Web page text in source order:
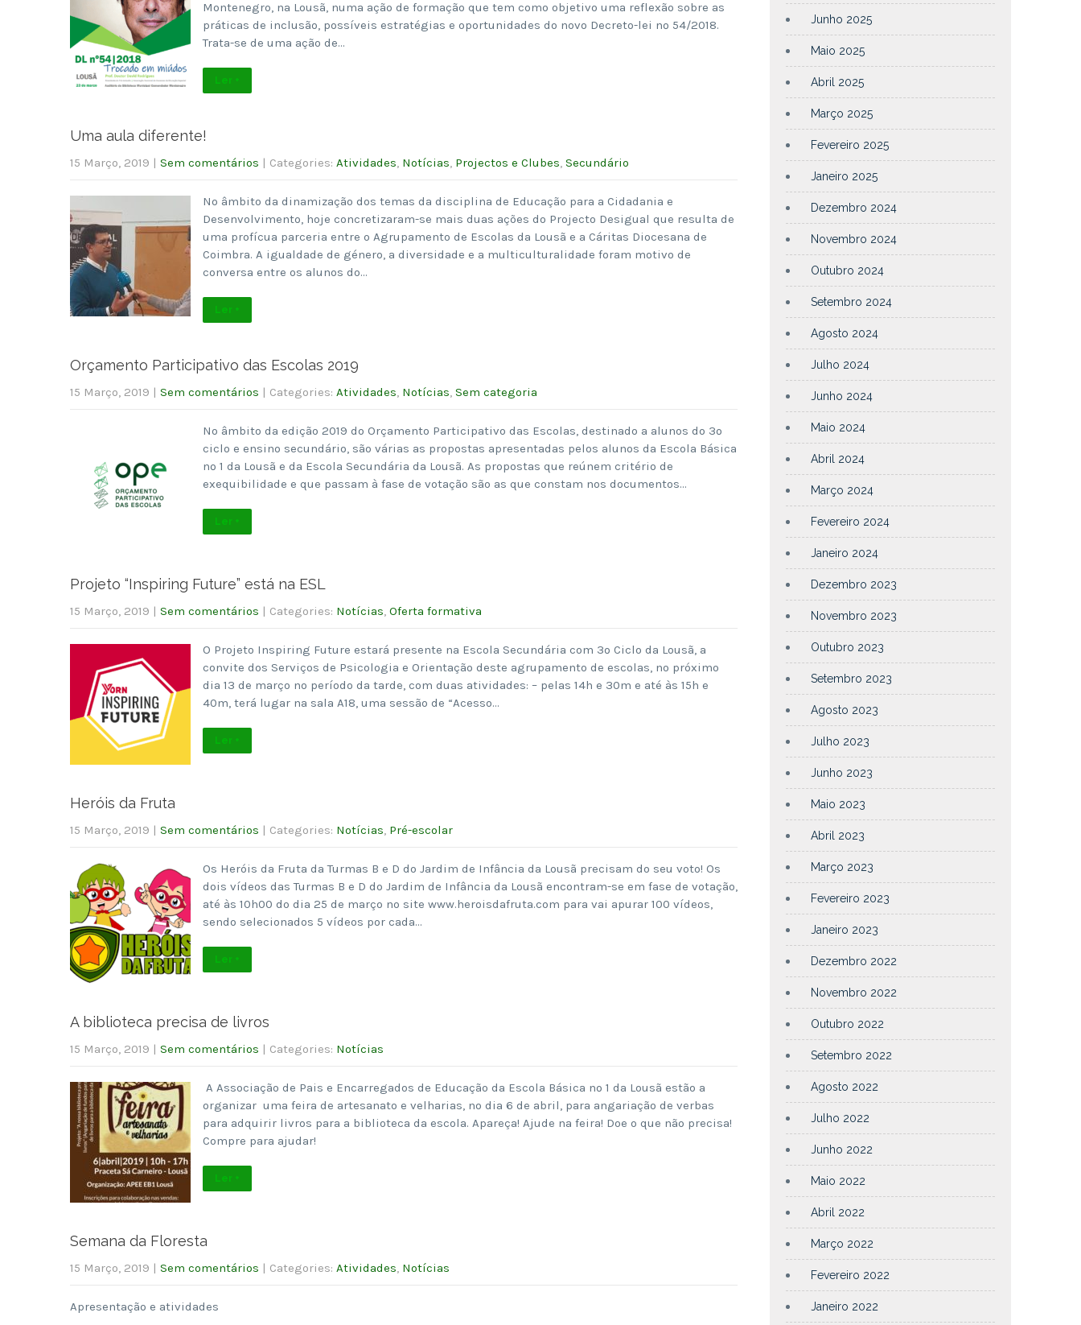
Montenegro, na Lousã, numa ação de formação que tem como objetivo uma reflexão sobre as
práticas de inclusão, possíveis estratégias e oportunidades do novo Decreto-lei nº 54/2018.
Trata-se de uma ação de…
Ler +
Uma aula diferente!
15 Março, 2019 | Sem comentários | Categories: Atividades, Notícias, Projectos e Clubes, Secundário
No âmbito da dinamização dos temas da disciplina de Educação para a Cidadania e
Desenvolvimento, hoje concretizaram-se mais duas ações do Projecto Desigual que resulta de
uma profícua parceria entre o Agrupamento de Escolas da Lousã e a Cáritas Diocesana de
Coimbra. A igualdade de género, a diversidade e a multiculturalidade foram motivo de
conversa entre os alunos do…
Ler +
Orçamento Participativo das Escolas 2019
15 Março, 2019 | Sem comentários | Categories: Atividades, Notícias, Sem categoria
No âmbito da edição 2019 do Orçamento Participativo das Escolas, destinado a alunos do 3º
ciclo e ensino secundário, são várias as propostas apresentadas pelos alunos da Escola Básica
nº 1 da Lousã e da Escola Secundária da Lousã. As propostas que reúnem critério de
exequibilidade e que passam à fase de votação são as que constam nos documentos…
Ler +
Projeto “Inspiring Future” está na ESL
15 Março, 2019 | Sem comentários | Categories: Notícias, Oferta formativa
O Projeto Inspiring Future estará presente na Escola Secundária com 3º Ciclo da Lousã, a
convite dos Serviços de Psicologia e Orientação deste agrupamento de escolas, no próximo
dia 13 de março no período da tarde, com duas atividades: – pelas 14h e 30m e até às 15h e
40m, terá lugar na sala A18, uma sessão de “Acesso…
Ler +
Heróis da Fruta
15 Março, 2019 | Sem comentários | Categories: Notícias, Pré-escolar
Os Heróis da Fruta da Turmas B e D do Jardim de Infância da Lousã precisam do seu voto! Os
dois vídeos das Turmas B e D do Jardim de Infância da Lousã encontram-se em fase de votação,
até às 10h00 do dia 25 de março no site www.heroisdafruta.com para vai apurar 100 vídeos,
sendo selecionados 5 vídeos por cada…
Ler +
A biblioteca precisa de livros
15 Março, 2019 | Sem comentários | Categories: Notícias
A Associação de Pais e Encarregados de Educação da Escola Básica nº 1 da Lousã estão a
organizar uma feira de artesanato e velharias, no dia 6 de abril, para angariação de verbas
para adquirir livros para a biblioteca da escola. Apareça! Ajude na feira! Doe o que não precisa!
Compre para ajudar!
Ler +
Semana da Floresta
15 Março, 2019 | Sem comentários | Categories: Atividades, Notícias
Apresentação e atividades
Junho 2025
Maio 2025
Abril 2025
Março 2025
Fevereiro 2025
Janeiro 2025
Dezembro 2024
Novembro 2024
Outubro 2024
Setembro 2024
Agosto 2024
Julho 2024
Junho 2024
Maio 2024
Abril 2024
Março 2024
Fevereiro 2024
Janeiro 2024
Dezembro 2023
Novembro 2023
Outubro 2023
Setembro 2023
Agosto 2023
Julho 2023
Junho 2023
Maio 2023
Abril 2023
Março 2023
Fevereiro 2023
Janeiro 2023
Dezembro 2022
Novembro 2022
Outubro 2022
Setembro 2022
Agosto 2022
Julho 2022
Junho 2022
Maio 2022
Abril 2022
Março 2022
Fevereiro 2022
Janeiro 2022